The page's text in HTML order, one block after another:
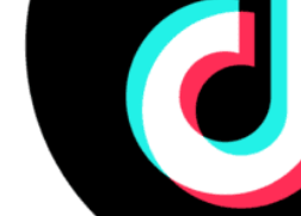
Người mua nên ưu tiên
sự ổn định, chứng từ rõ và
trong quá trình sử dụng.
Danh sách nhóm khách hàng
Người dùng cá
việc, họp online